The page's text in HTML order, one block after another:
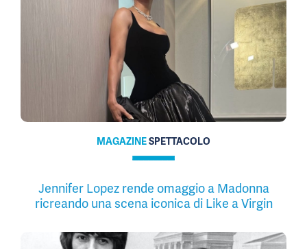
MAGAZINESPETTACOLO
Jennifer Lopez rende omaggio a Madonna
ricreando una scena iconica di Like a Virgin